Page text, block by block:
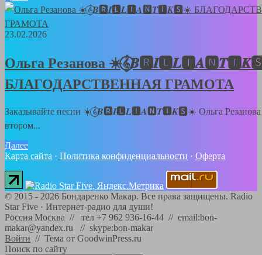
23.02.2026
Ольга Резанова
БЛАГОДАРСТВЕННАЯ ГРАМОТА
Заказывайте песни ☀️𝄞⃝𝑩🆁𝑰🅻𝑳🅸𝑨🅽𝑻🅸𝑲🆂☀️ Ольга Резанова
втором...
Далее
Карта сайта · Политика конфиденциальности · Оферта
© 2015 - 2026 Бондаренко Макар. Все права защищены. Radio
Star Five · Интернет-радио для души!
Россия Москва // тел +7 962 936-16-44 // email:bon-
makar@yandex.ru // skype:bon-makar
Войти // Тема от GoodwinPress.ru
Поиск по сайту